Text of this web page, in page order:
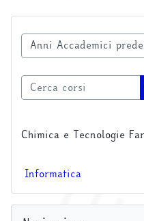
Categorie di corso
Cerca corsi
Chimica e Tecnologie
Informatica
Salta Navigazione